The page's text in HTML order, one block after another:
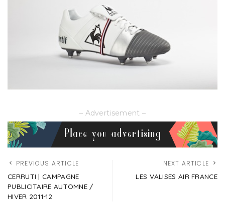
– Advertisement –
PREVIOUS ARTICLE
CERRUTI | CAMPAGNE
PUBLICITAIRE AUTOMNE /
HIVER 2011-12
NEXT ARTICLE
LES VALISES AIR FRANCE